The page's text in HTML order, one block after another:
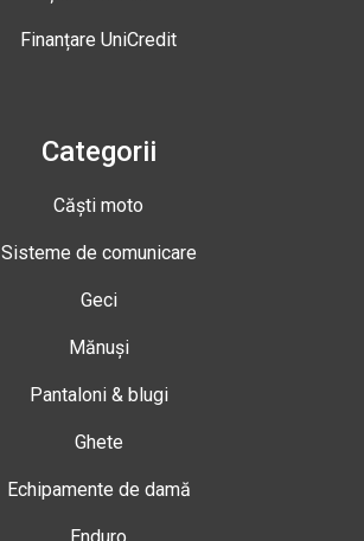
Finanțare UniCredit
Categorii
Căști moto
Sisteme de comunicare
Geci
Mănuși
Pantaloni & blugi
Ghete
Echipamente de damă